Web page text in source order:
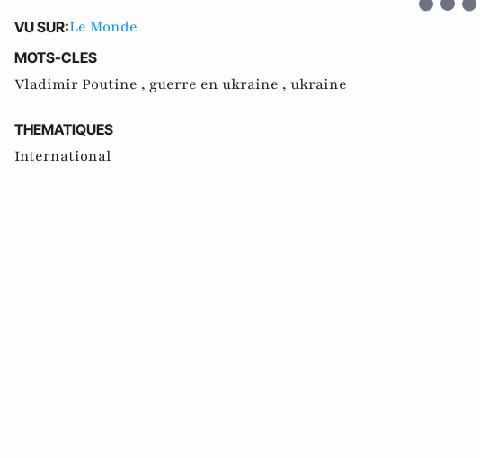
VU SUR:Le Monde
MOTS-CLES
Vladimir Poutine , guerre en ukraine , ukraine
THEMATIQUES
International